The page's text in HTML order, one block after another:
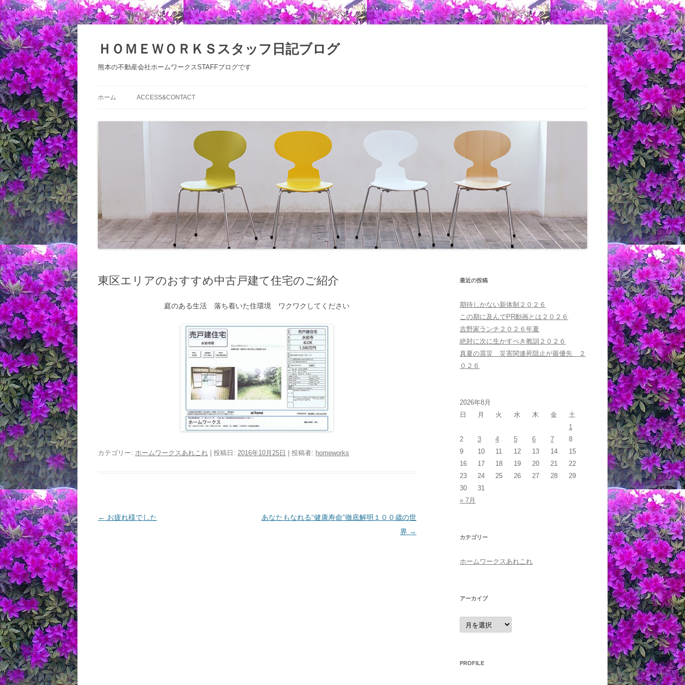
ン
ツ
へ
ス
ＨＯＭＥＷＯＲＫＳスタッフ日記ブログ
熊本の不動産会社ホームワークスSTAFFブログです
ホーム ACCESS&CONTACT
東区エリアのおすすめ中古戸建て住宅のご紹介
庭のある生活 落ち着いた住環境 ワクワクしてください
カテゴリー: ホームワークスあれこれ | 投稿日: 2016年10月25日 投稿者: homeworks
投
← お疲れ様でした
あなたもなれる“健康寿命”徹底解明１００歳の世
界 →
最近の投稿
期待しかない新体制２０２６
この期に及んでPR動画とは２０２６
吉野家ランチ２０２６年夏
絶対に次に生かすべき教訓２０２６
真夏の震災 災害関連死阻止が最優先 ２
０２６
2026年8月
日
月 火 水 木 金
土
1
2
3 4 5 6 7
8
9
10 11 12 13 14
15
16
17 18 19 20 21
22
23
24 25 26 27 28
29
30
31
« 7月
カテゴリー
ホームワークスあれこれ
アーカイブ
ア
ー
カ
PROFILE